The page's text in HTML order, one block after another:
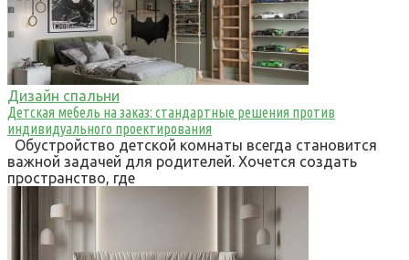
Дизайн спальни
Детская мебель на заказ: стандартные решения против
индивидуального проектирования
Обустройство детской комнаты всегда становится
важной задачей для родителей. Хочется создать
пространство, где